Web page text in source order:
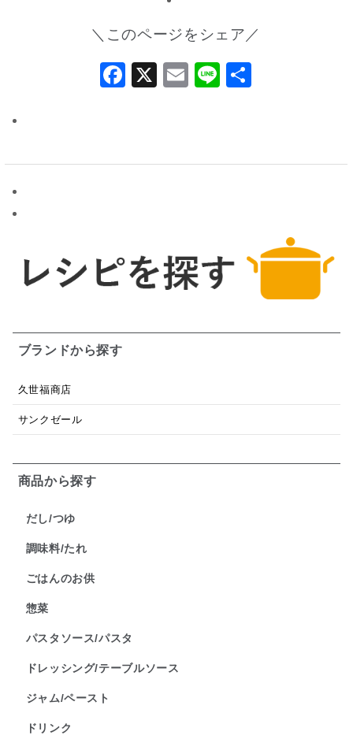
＼このページをシェア／
Facebook
X Email
Line
ブランドから探す
久世福商店
サンクゼール
商品から探す
だし/つゆ
調味料/たれ
ごはんのお供
惣菜
パスタソース/パスタ
ドレッシング/テーブルソース
ジャム/ペースト
ドリンク